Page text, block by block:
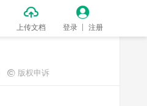

上传文档

登录 注册
 版权申诉